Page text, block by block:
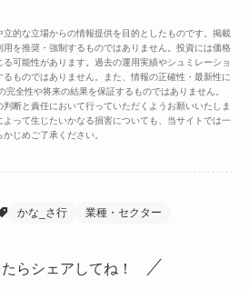
的な立場からの情報提供を目的としたものです。掲載
用を推奨・強制するものではありません。投資には価格
可能性があります。過去の運用実績やシュミレーショ
ものではありません。また、情報の正確性・最新性に
全性や将来の結果を保証するものではありません。
断と責任において行っていただくようお願いいたしま
って生じたいかなる損害についても、当サイトでは一
じめご了承ください。
かな_さ行 業種・セクター
らシェアしてね！